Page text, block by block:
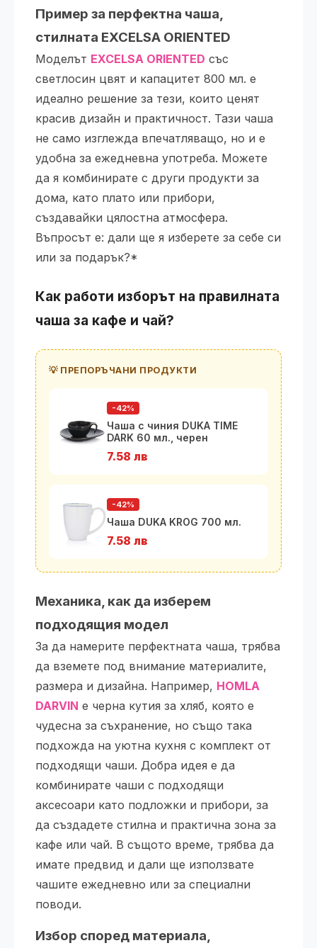
Пример за перфектна чаша,
стилната EXCELSA ORIENTED
Моделът EXCELSA ORIENTED със
светлосин цвят и капацитет 800 мл. е
идеално решение за тези, които ценят
красив дизайн и практичност. Тази чаша
не само изглежда впечатляващо, но и е
удобна за ежедневна употреба. Можете
да я комбинирате с други продукти за
дома, като плато или прибори,
създавайки цялостна атмосфера.
Въпросът е: дали ще я изберете за себе си
или за подарък?*
Как работи изборът на правилната
чаша за кафе и чай?
💡 ПРЕПОРЪЧАНИ ПРОДУКТИ
-42%
Чаша с чиния DUKA TIME
DARK 60 мл., черен
7.58 лв
-42%
Чаша DUKA KROG 700 мл.
7.58 лв
Механика, как да изберем
подходящия модел
За да намерите перфектната чаша, трябва
да вземете под внимание материалите,
размера и дизайна. Например, HOMLA
DARVIN е черна кутия за хляб, която е
чудесна за съхранение, но също така
подхожда на уютна кухня с комплект от
подходящи чаши. Добра идея е да
комбинирате чаши с подходящи
аксесоари като подложки и прибори, за
да създадете стилна и практична зона за
кафе или чай. В същото време, трябва да
имате предвид и дали ще използвате
чашите ежедневно или за специални
поводи.
Избор според материала,